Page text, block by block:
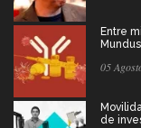
Entre
05
de